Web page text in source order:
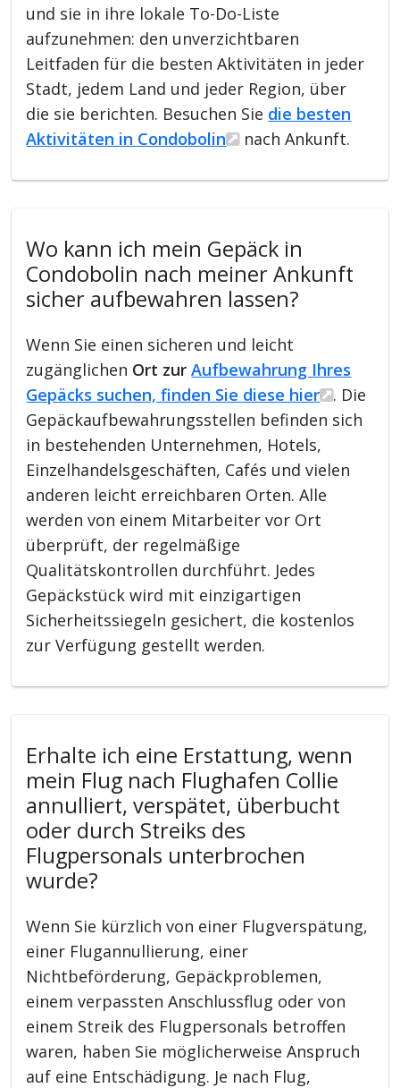
und sie in ihre lokale To-Do-Liste
aufzunehmen: den unverzichtbaren
Leitfaden für die besten Aktivitäten in jeder
Stadt, jedem Land und jeder Region, über
die sie berichten. Besuchen Sie die besten
Aktivitäten in Condobolin
nach Ankunft.
Wo kann ich mein Gepäck in
Condobolin nach meiner Ankunft
sicher aufbewahren lassen?
Wenn Sie einen sicheren und leicht
zugänglichen Ort zurAufbewahrung Ihres
Gepäcks suchen, finden Sie diese hier
. Die
Gepäckaufbewahrungsstellen befinden sich
in bestehenden Unternehmen, Hotels,
Einzelhandelsgeschäften, Cafés und vielen
anderen leicht erreichbaren Orten. Alle
werden von einem Mitarbeiter vor Ort
überprüft, der regelmäßige
Qualitätskontrollen durchführt. Jedes
Gepäckstück wird mit einzigartigen
Sicherheitssiegeln gesichert, die kostenlos
zur Verfügung gestellt werden.
Erhalte ich eine Erstattung, wenn
mein Flug nach Flughafen Collie
annulliert, verspätet, überbucht
oder durch Streiks des
Flugpersonals unterbrochen
wurde?
Wenn Sie kürzlich von einer Flugverspätung,
einer Flugannullierung, einer
Nichtbeförderung, Gepäckproblemen,
einem verpassten Anschlussflug oder von
einem Streik des Flugpersonals betroffen
waren, haben Sie möglicherweise Anspruch
auf eine Entschädigung. Je nach Flug,